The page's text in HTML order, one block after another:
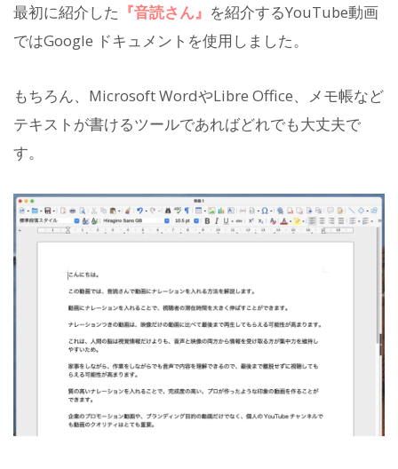
最初に紹介した 『音読さん』 を紹介するYouTube動画
ではGoogle ドキュメントを使用しました。
もちろん、Microsoft WordやLibre Office、メモ帳など
テキストが書けるツールであればどれでも大丈夫で
す。